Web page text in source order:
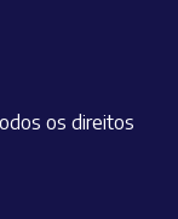
os direitos